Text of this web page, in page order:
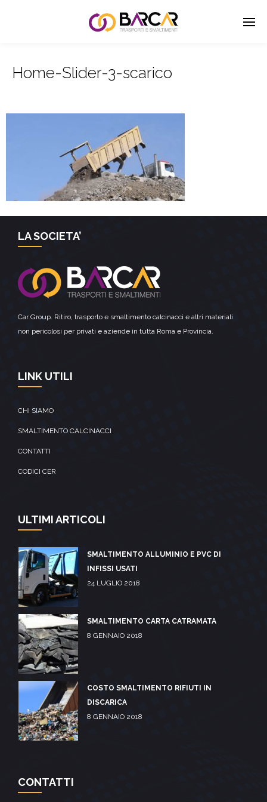
Home-Slider-3-scarico
LA SOCIETA’
Car Group. Ritiro, trasporto e smaltimento calcinacci e altri materiali
non pericolosi per privati e aziende in tutta Roma e Provincia.
LINK UTILI
CHI SIAMO
SMALTIMENTO CALCINACCI
CONTATTI
CODICI CER
ULTIMI ARTICOLI
SMALTIMENTO ALLUMINIO E PVC DI
INFISSI USATI
24 LUGLIO 2018
SMALTIMENTO CARTA CATRAMATA
8 GENNAIO 2018
COSTO SMALTIMENTO RIFIUTI IN
DISCARICA
8 GENNAIO 2018
CONTATTI